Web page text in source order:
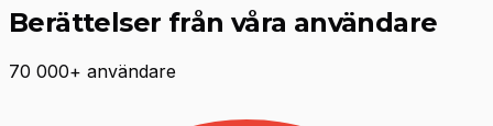
Berättelser från våra användare
70 000+ användare